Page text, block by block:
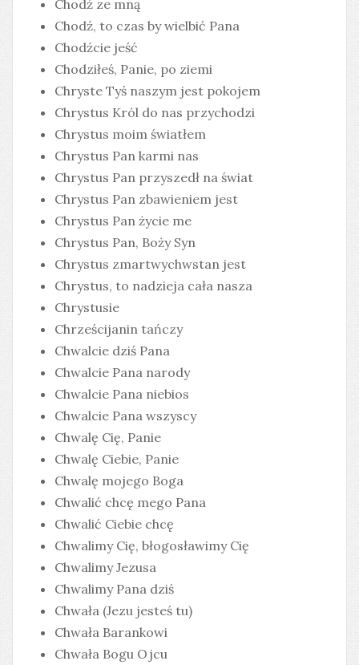
Chodź ze mną
Chodź, to czas by wielbić Pana
Chodźcie jeść
Chodziłeś, Panie, po ziemi
Chryste Tyś naszym jest pokojem
Chrystus Król do nas przychodzi
Chrystus moim światłem
Chrystus Pan karmi nas
Chrystus Pan przyszedł na świat
Chrystus Pan zbawieniem jest
Chrystus Pan życie me
Chrystus Pan, Boży Syn
Chrystus zmartwychwstan jest
Chrystus, to nadzieja cała nasza
Chrystusie
Chrześcijanin tańczy
Chwalcie dziś Pana
Chwalcie Pana narody
Chwalcie Pana niebios
Chwalcie Pana wszyscy
Chwalę Cię, Panie
Chwalę Ciebie, Panie
Chwalę mojego Boga
Chwalić chcę mego Pana
Chwalić Ciebie chcę
Chwalimy Cię, błogosławimy Cię
Chwalimy Jezusa
Chwalimy Pana dziś
Chwała (Jezu jesteś tu)
Chwała Barankowi
Chwała Bogu Ojcu